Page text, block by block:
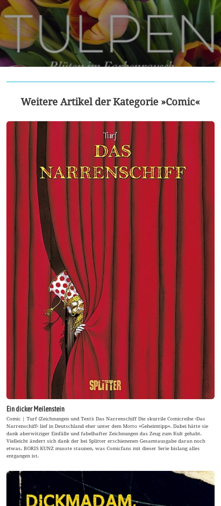
Weitere Artikel der Kategorie »Comic«
Ein dicker Meilenstein
Comic | Turf (Zeichnungen und Text): Das Narrenschiff Die skurrile Comicreihe ›Das
Narrenschiff‹ lief in Deutschland eher unter dem Motto »Geheimtipp«. Dabei hätte sie
dank aberwitziger Einfälle und fabelhafter Zeichnungen das Zeug zum Kult gehabt.
Vielleicht ändert sich dank der bei Splitter erschienenen Gesamtausgabe daran noch
etwas. BORIS KUNZ musste staunen, was Comicfans mit dieser Serie bislang alles
entgangen ist.